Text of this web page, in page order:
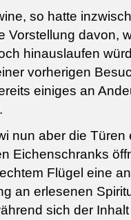
so hatte
Vorstellung davon,
hinauslaufen
vorherigen
einiges an
nun aber die Türen
Eichenschranks
Flügel eine
an erlesenen
sich der